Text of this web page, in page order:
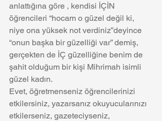
anlattığına göre , kendisi İÇİN
öğrencileri “hocam o güzel değil ki,
niye ona yüksek not verdiniz”deyince
“onun başka bir güzelliği var” demiş,
gerçekten de İÇ güzelliğine benim de
şahit olduğum bir kişi Mihrimah isimli
güzel kadın.
Evet, öğretmenseniz öğrencilerinizi
etkilersiniz, yazarsanız okuyucularınızı
etkilerseniz, gazeteciyseniz,